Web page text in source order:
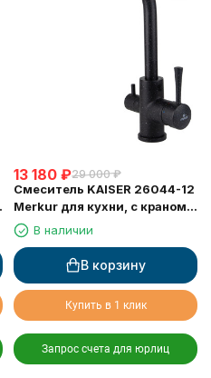
13 180 ₽29 000 ₽
Смеситель KAISER 26044-12
Merkur для кухни, с краном
для питьевой воды, черный
мрамор
В наличии
В корзину
Купить в 1 клик
Запрос счета для юрлиц